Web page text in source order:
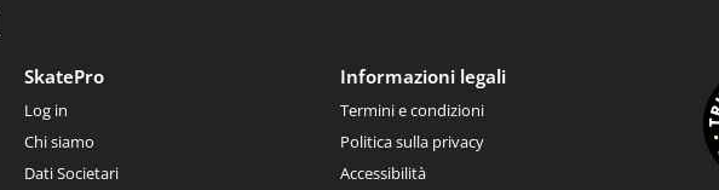
SkatePro
Log in
Chi siamo
Dati Societari
Informazioni legali
Termini e condizioni
Politica sulla privacy
Accessibilità